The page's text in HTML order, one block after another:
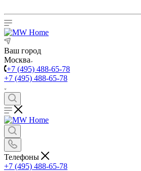
Ваш город
Москва
+7 (495) 488-65-78
+7 (495) 488-65-78
Телефоны
+7 (495) 488-65-78